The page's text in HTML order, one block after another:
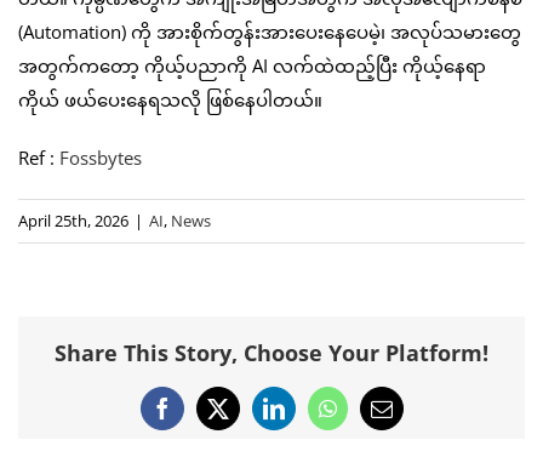
(Automation) ကို အားစိုက်တွန်းအားပေးနေပေမဲ့၊ အလုပ်သမားတွေ
အတွက်ကတော့ ကိုယ့်ပညာကို AI လက်ထဲထည့်ပြီး ကိုယ့်နေရာ
ကိုယ် ဖယ်ပေးနေရသလို ဖြစ်နေပါတယ်။
Ref : Fossbytes
April 25th, 2026 | AI, News
Share This Story, Choose Your Platform!
Facebook
X LinkedInWhatsApp
Email